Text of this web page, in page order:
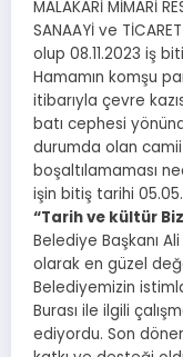
MALAKARİ MİMARİ
SANAAYİ ve
olup 08.11.2023 iş
Hamamın komşu
itibarıyla çevre
batı cephesi
durumda olan
boşaltılamaması
işin bitiş tarihi
“Tarih ve kültür
Belediye Başkanı
olarak en güzel
Belediyemizin
Burası ile ilgili
ediyordu. Son